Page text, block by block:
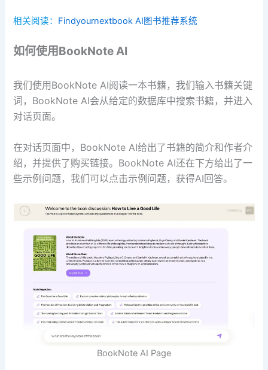
相关阅读： Findyournextbook AI图书推荐系统
如何使用BookNote AI
我们使用BookNote AI阅读一本书籍，我们输入书籍关键
词，BookNote AI会从给定的数据库中搜索书籍，并进入
对话页面。
在对话页面中，BookNote AI给出了书籍的简介和作者介
绍，并提供了购买链接。BookNote AI还在下方给出了一
些示例问题，我们可以点击示例问题，获得AI回答。
BookNote AI Page